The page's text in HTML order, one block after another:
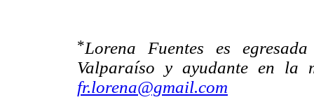
*Lorena Fuentes es
Valparaíso y ayudante en la
fr.lorena@gmail.com